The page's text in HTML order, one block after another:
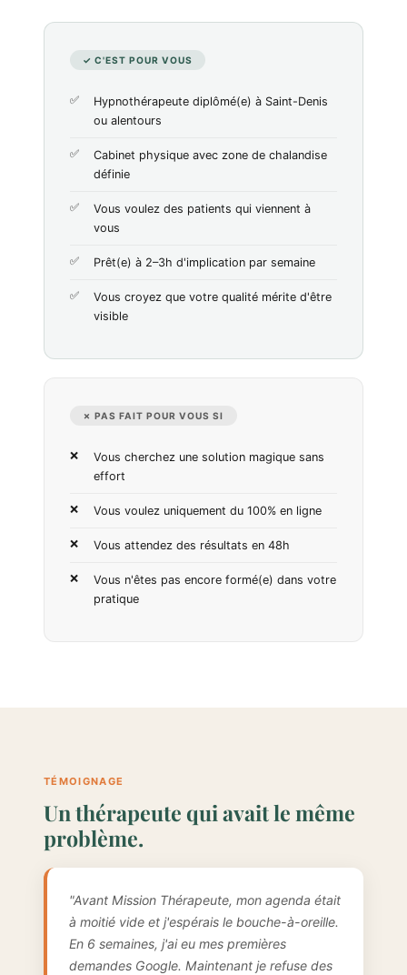
✓ C'EST POUR VOUS
Hypnothérapeute diplômé(e) à Saint-Denis
ou alentours
Cabinet physique avec zone de chalandise
définie
Vous voulez des patients qui viennent à
vous
Prêt(e) à 2–3h d'implication par semaine
Vous croyez que votre qualité mérite d'être
visible
✗ PAS FAIT POUR VOUS SI
Vous cherchez une solution magique sans
effort
Vous voulez uniquement du 100% en ligne
Vous attendez des résultats en 48h
Vous n'êtes pas encore formé(e) dans votre
pratique
TÉMOIGNAGE
Un thérapeute qui avait le même
problème.
"Avant Mission Thérapeute, mon agenda était
à moitié vide et j'espérais le bouche-à-oreille.
En 6 semaines, j'ai eu mes premières
demandes Google. Maintenant je refuse des